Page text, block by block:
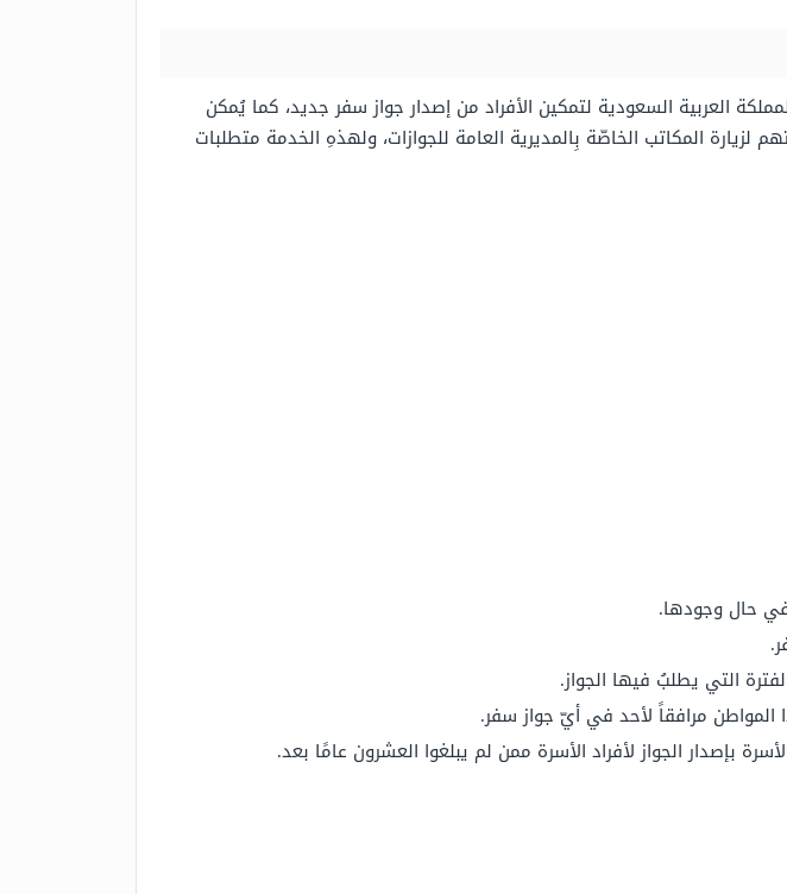
العربية السعودية لتمكين الأفراد من إصدار جواز سفر جديد، كما يُمكن
المكاتب الخاصّة بِالمديرية العامة للجوازات، ولهذهِ الخدمة متطلبات
في حال وجودها.
التي يطلبُ فيها الجواز.
المواطن مرافقاً لأحد في أيّ جواز سفر.
بإصدار الجواز لأفراد الأسرة ممن لم يبلغوا العشرون عامًا بعد.